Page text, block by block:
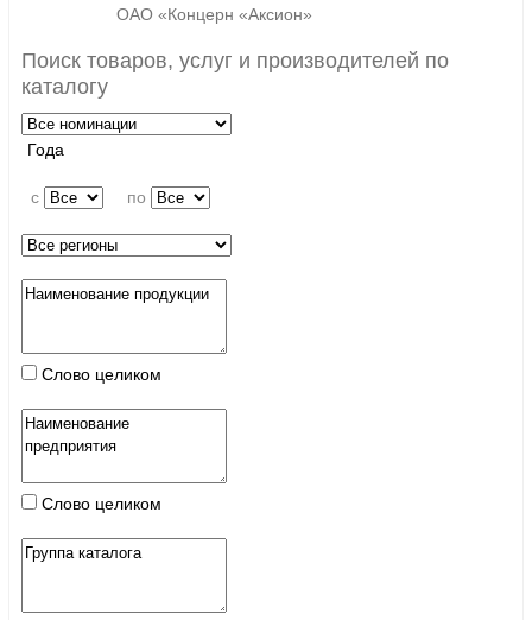
ОАО «Концерн «Аксион»
Поиск товаров, услуг и производителей по
каталогу
Года
c по
Слово целиком
Слово целиком